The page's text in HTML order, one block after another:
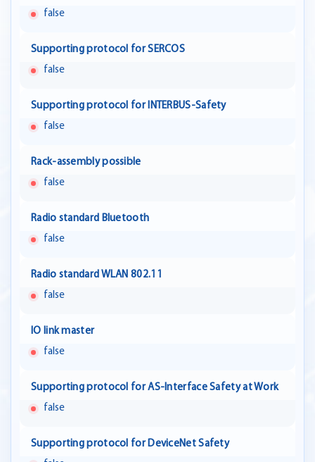
false
Supporting protocol for SERCOS
false
Supporting protocol for INTERBUS-Safety
false
Rack-assembly possible
false
Radio standard Bluetooth
false
Radio standard WLAN 802.11
false
IO link master
false
Supporting protocol for AS-Interface Safety at Work
false
Supporting protocol for DeviceNet Safety